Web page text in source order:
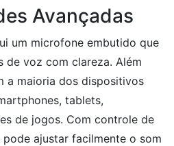
Avançadas
um microfone embutido que
de voz com clareza. Além
a maioria dos dispositivos
tablets,
de jogos. Com controle de
ajustar facilmente o som